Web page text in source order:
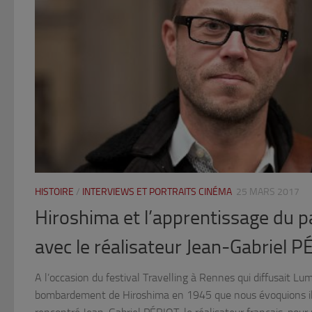
HISTOIRE / INTERVIEWS ET PORTRAITS CINÉMA 25 MARS 2017
Hiroshima et l’apprentissage du
avec le réalisateur Jean-Gabriel
A l’occasion du festival Travelling à Rennes qui diffusait
bombardement de Hiroshima en 1945 que nous évoquions